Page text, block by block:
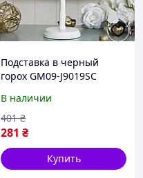
Подставка в черный
горох GM09-J9019SC
J9019SC
В наличии
281 ₴
401 ₴
Купить